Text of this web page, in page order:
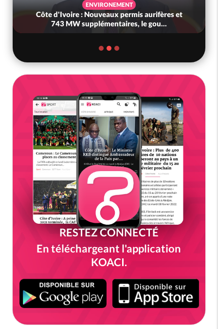
ENVIRONEMENT
Côte d'Ivoire : Nouveaux permis aurifères et
743 MW supplémentaires, le gou...
RESTEZ CONNECTÉ
En téléchargeant l'application
KOACI.